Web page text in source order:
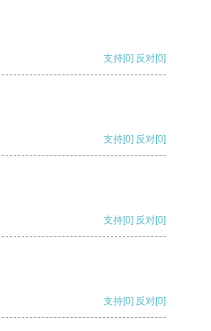
支持[0] 反对[0]
支持[0] 反对[0]
支持[0] 反对[0]
支持[0] 反对[0]